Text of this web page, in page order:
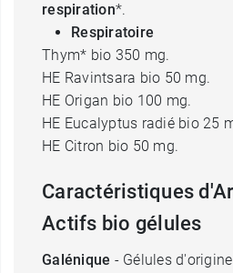
respiration*.
Respiratoire
Thym* bio 350 mg.
HE Ravintsara bio 50 mg.
HE Origan bio 100 mg.
HE Eucalyptus radié bio 25
HE Citron bio 50 mg.
Caractéristiques
Actifs bio gélules
Galénique - Gélules